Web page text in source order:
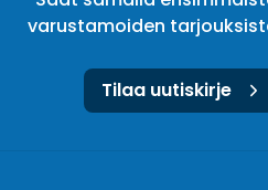
varustamoiden
Tilaa uutiskirje